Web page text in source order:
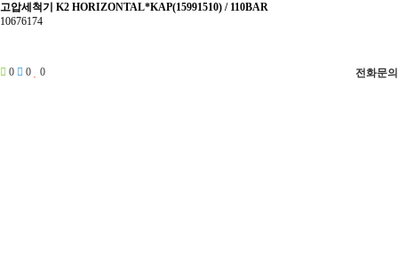
고압세척기 K2 HORIZONTAL*KAP(15991510) / 110BAR
10676174
전화문의
0 0 0